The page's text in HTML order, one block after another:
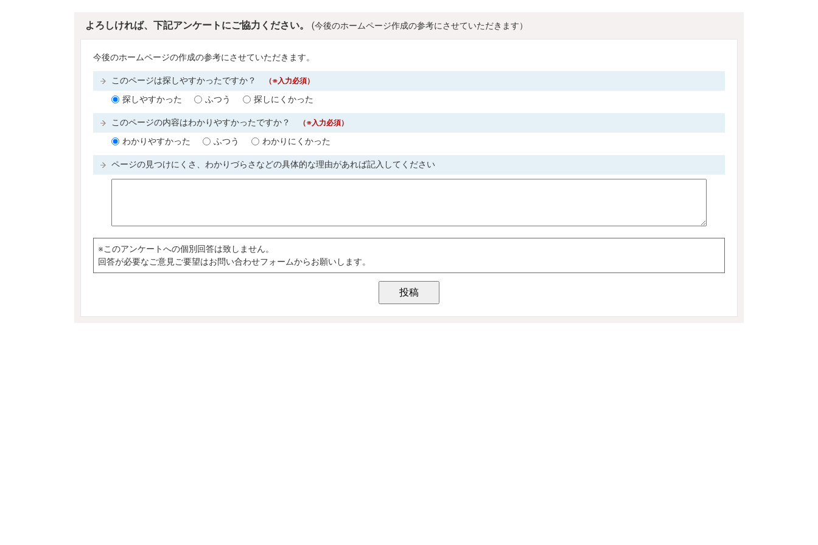
よろしければ、下記アンケートにご協力ください。 (今後のホームページ作成の参考にさせていただきます）
今後のホームページの作成の参考にさせていただきます。
このページは探しやすかったですか？ （※入力必須）
探しやすかった ふつう 探しにくかった
このページの内容はわかりやすかったですか？ （※入力必須）
わかりやすかった ふつう わかりにくかった
ページの見つけにくさ、わかりづらさなどの具体的な理由があれば記入してください
※このアンケートへの個別回答は致しません。
回答が必要なご意見ご要望はお問い合わせフォームからお願いします。